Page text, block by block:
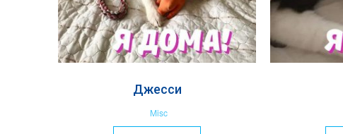
Джесси
Misc